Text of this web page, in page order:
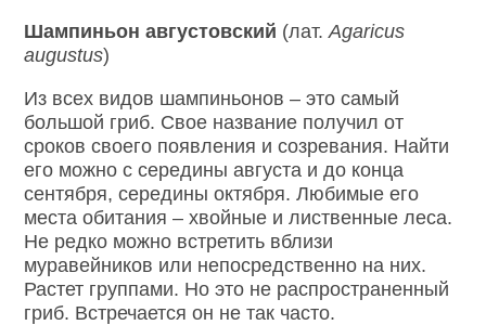
Шампиньон августовский (лат.Agaricus
augustus)
Из всех видов шампиньонов – это самый
большой гриб. Свое название получил от
сроков своего появления и созревания. Найти
его можно с середины августа и до конца
сентября, середины октября. Любимые его
места обитания – хвойные и лиственные леса.
Не редко можно встретить вблизи
муравейников или непосредственно на них.
Растет группами. Но это не распространенный
гриб. Встречается он не так часто.